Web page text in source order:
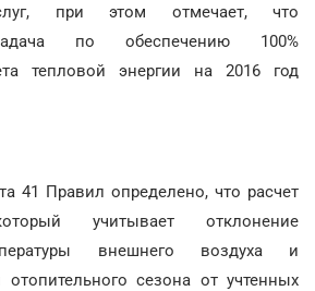
при этом отмечает, что
задача по обеспечению 100%
тепловой энергии на 2016 год
41 Правил определено, что расчет
учитывает отклонение
внешнего воздуха и
отопительного сезона от учтенных